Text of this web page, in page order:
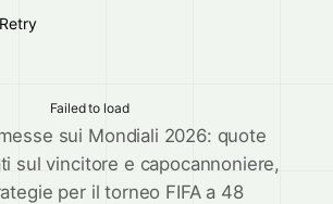
Retry
Failed to load
sui Mondiali 2026: quote
sul vincitore e capocannoniere,
per il torneo FIFA a 48